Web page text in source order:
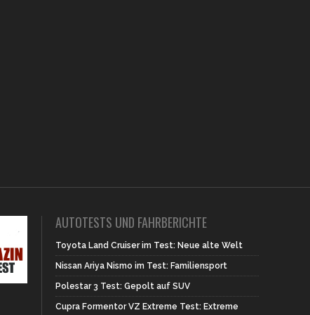
AUTOTESTS UND FAHRBERICHTE
Toyota Land Cruiser im Test: Neue alte Welt
Nissan Ariya Nismo im Test: Familiensport
Polestar 3 Test: Gepolt auf SUV
Cupra Formentor VZ Extreme Test: Extreme